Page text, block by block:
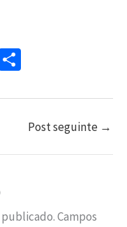
ar
e
Post seguinte →
publicado.Campos